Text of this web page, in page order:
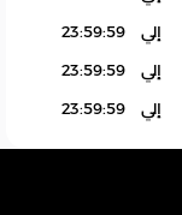
إلي 23:59:59
إلي 23:59:59
إلي 23:59:59